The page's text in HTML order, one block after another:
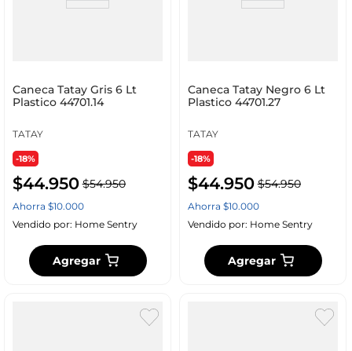
Caneca Tatay Gris 6 Lt
Plastico 44701.14
TATAY
-18%
$44.950 $54.950
Ahorra $10.000
Vendido por: Home Sentry
Agregar
Caneca Tatay Negro 6 Lt
Plastico 44701.27
TATAY
-18%
$44.950 $54.950
Ahorra $10.000
Vendido por: Home Sentry
Agregar